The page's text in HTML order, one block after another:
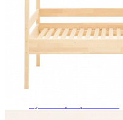
Комоды
Кровати двуспальные
Кровати
Кровати
Кровати